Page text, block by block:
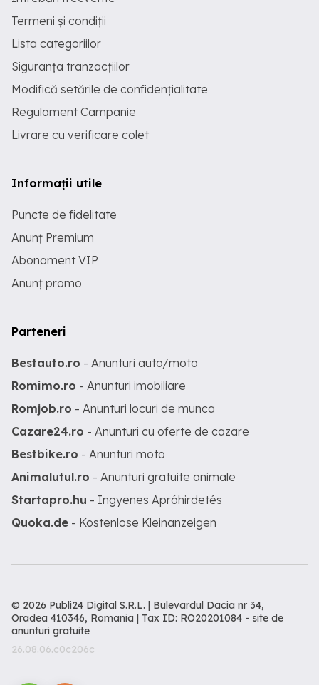
Termeni și condiții
Lista categoriilor
Siguranța tranzacțiilor
Modifică setările de confidențialitate
Regulament Campanie
Livrare cu verificare colet
Informații utile
Puncte de fidelitate
Anunț Premium
Abonament VIP
Anunț promo
Parteneri
Bestauto.ro - Anunturi auto/moto
Romimo.ro - Anunturi imobiliare
Romjob.ro - Anunturi locuri de munca
Cazare24.ro - Anunturi cu oferte de cazare
Bestbike.ro - Anunturi moto
Animalutul.ro - Anunturi gratuite animale
Startapro.hu - Ingyenes Apróhirdetés
Quoka.de - Kostenlose Kleinanzeigen
© 2026 Publi24 Digital S.R.L. | Bulevardul Dacia nr 34,
Oradea 410346, Romania | Tax ID: RO20201084 - site de
anunturi gratuite
26.08.06.c0c206c